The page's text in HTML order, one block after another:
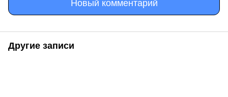
Новый комментарий
Другие записи